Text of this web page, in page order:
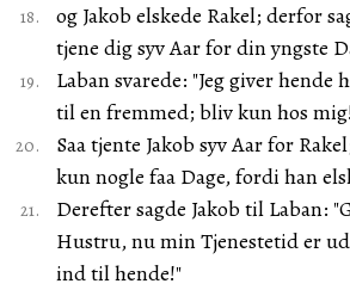
og Jakob elskede Rakel; derfor
tjene dig syv Aar for din yngste
Laban svarede: "Jeg giver
til en fremmed; bliv kun hos
Saa tjente Jakob syv Aar for
kun nogle faa Dage, fordi han
Derefter sagde Jakob til Laban:
Hustru, nu min Tjenestetid er
ind til hende!"